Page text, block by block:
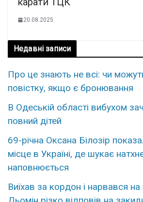
20.08.2025
Недавні записи
Про це знають не всі: чи
повістку, якщо є бронювання
В Одеській області вибухом
повний дітей
69-річна Оксана Білозір
місце в Україні, де шукає
наповнюється
Виїхав за кордон і нарвався